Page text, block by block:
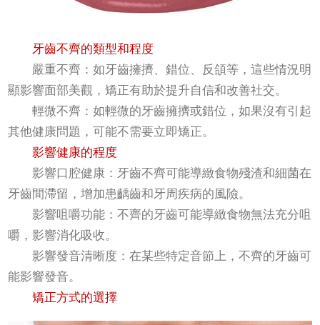
牙齒不齊的類型和程度
嚴重不齊：如牙齒擁擠、錯位、反頜等，這些情況明
顯影響面部美觀，矯正有助於提升自信和改善社交。
輕微不齊：如輕微的牙齒擁擠或錯位，如果沒有引起
其他健康問題，可能不需要立即矯正。
影響健康的程度
影響口腔健康：牙齒不齊可能導緻食物殘渣和細菌在
牙齒間滯留，增加患齲齒和牙周疾病的風險。
影響咀嚼功能：不齊的牙齒可能導緻食物無法充分咀
嚼，影響消化吸收。
影響發音清晰度：在某些特定音節上，不齊的牙齒可
能影響發音。
矯正方式的選擇